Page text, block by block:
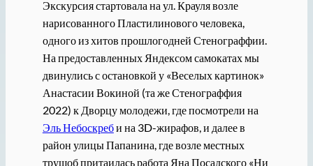
Экскурсия стартовала на ул. Крауля возле
нарисованного Пластилинового человека,
одного из хитов прошлогодней Стенограффии.
На предоставленных Яндексом самокатах мы
двинулись с остановкой у «Веселых картинок»
Анастасии Вокиной (та же Стенограффия
2022) к Дворцу молодежи, где посмотрели на
Эль Небоскреби на 3D-жирафов, и далее в
район улицы Папанина, где возле местных
трущоб притаилась работа Яна Посадского «Ни